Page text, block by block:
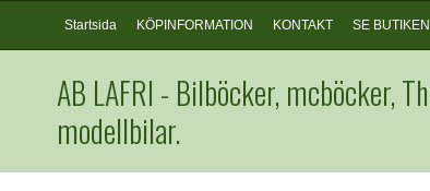
Startsida KÖPINFORMATION KONTAKT SE BUTIKEN
AB LAFRI - Bilböcker, mcböcker,
modellbilar.